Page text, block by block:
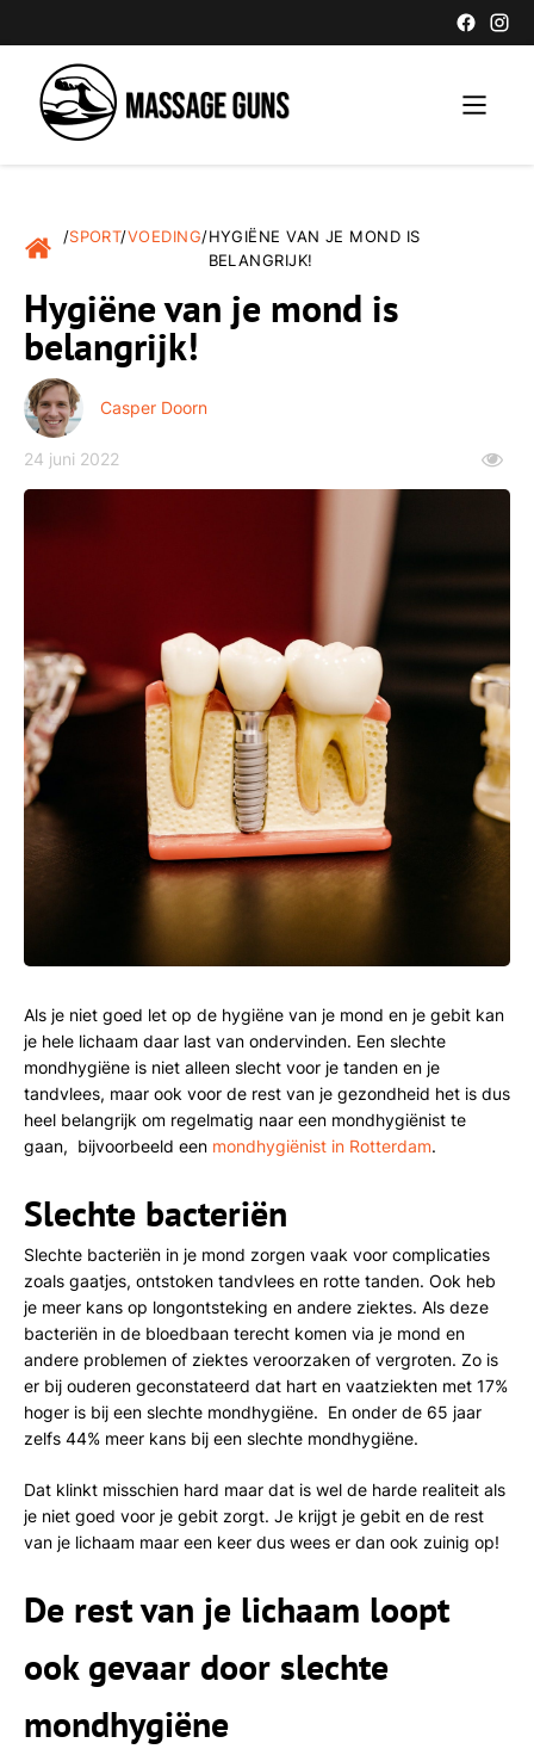
/SPORT/VOEDING/HYGIËNE VAN JE MOND IS
BELANGRIJK!
Hygiëne van je mond is
belangrijk!
Casper Doorn
24 juni 2022
Als je niet goed let op de hygiëne van je mond en je gebit kan
je hele lichaam daar last van ondervinden. Een slechte
mondhygiëne is niet alleen slecht voor je tanden en je
tandvlees, maar ook voor de rest van je gezondheid het is dus
heel belangrijk om regelmatig naar een mondhygiënist te
gaan, bijvoorbeeld een mondhygiënist in Rotterdam.
Slechte bacteriën
Slechte bacteriën in je mond zorgen vaak voor complicaties
zoals gaatjes, ontstoken tandvlees en rotte tanden. Ook heb
je meer kans op longontsteking en andere ziektes. Als deze
bacteriën in de bloedbaan terecht komen via je mond en
andere problemen of ziektes veroorzaken of vergroten. Zo is
er bij ouderen geconstateerd dat hart en vaatziekten met 17%
hoger is bij een slechte mondhygiëne. En onder de 65 jaar
zelfs 44% meer kans bij een slechte mondhygiëne.
Dat klinkt misschien hard maar dat is wel de harde realiteit als
je niet goed voor je gebit zorgt. Je krijgt je gebit en de rest
van je lichaam maar een keer dus wees er dan ook zuinig op!
De rest van je lichaam loopt
ook gevaar door slechte
mondhygiëne